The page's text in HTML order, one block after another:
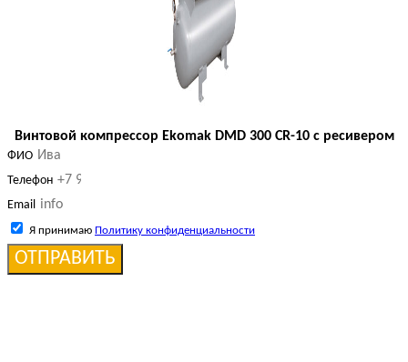
Винтовой компрессор Ekomak DMD 300 CR-10 с ресивером
ФИО
Телефон
Email
Я принимаю Политику конфиденциальности
ОТПРАВИТЬ